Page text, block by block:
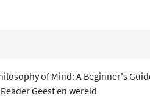
of Mind: A Beginner's
Geest en wereld